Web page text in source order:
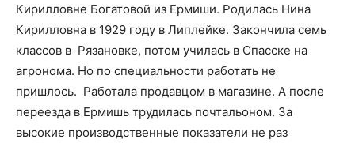
Кирилловне Богатовой из Ермиши. Родилась Нина
Кирилловна в 1929 году в Липлейке. Закончила семь
классов в Рязановке, потом училась в Спасске на
агронома. Но по специальности работать не
пришлось. Работала продавцом в магазине. А после
переезда в Ермишь трудилась почтальоном. За
высокие производственные показатели не раз